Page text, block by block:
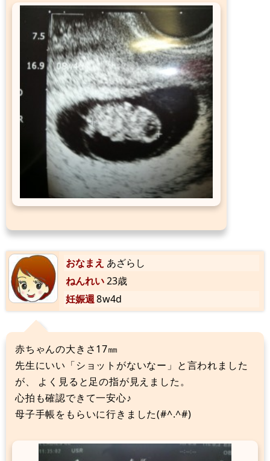
おなまえ あざらし
ねんれい23歳
妊娠週8w4d
赤ちゃんの大きさ17㎜
先生にいい「ショットがないなー」と言われました
が、 よく見ると足の指が見えました。
心拍も確認できて一安心♪
母子手帳をもらいに行きました(#^.^#)